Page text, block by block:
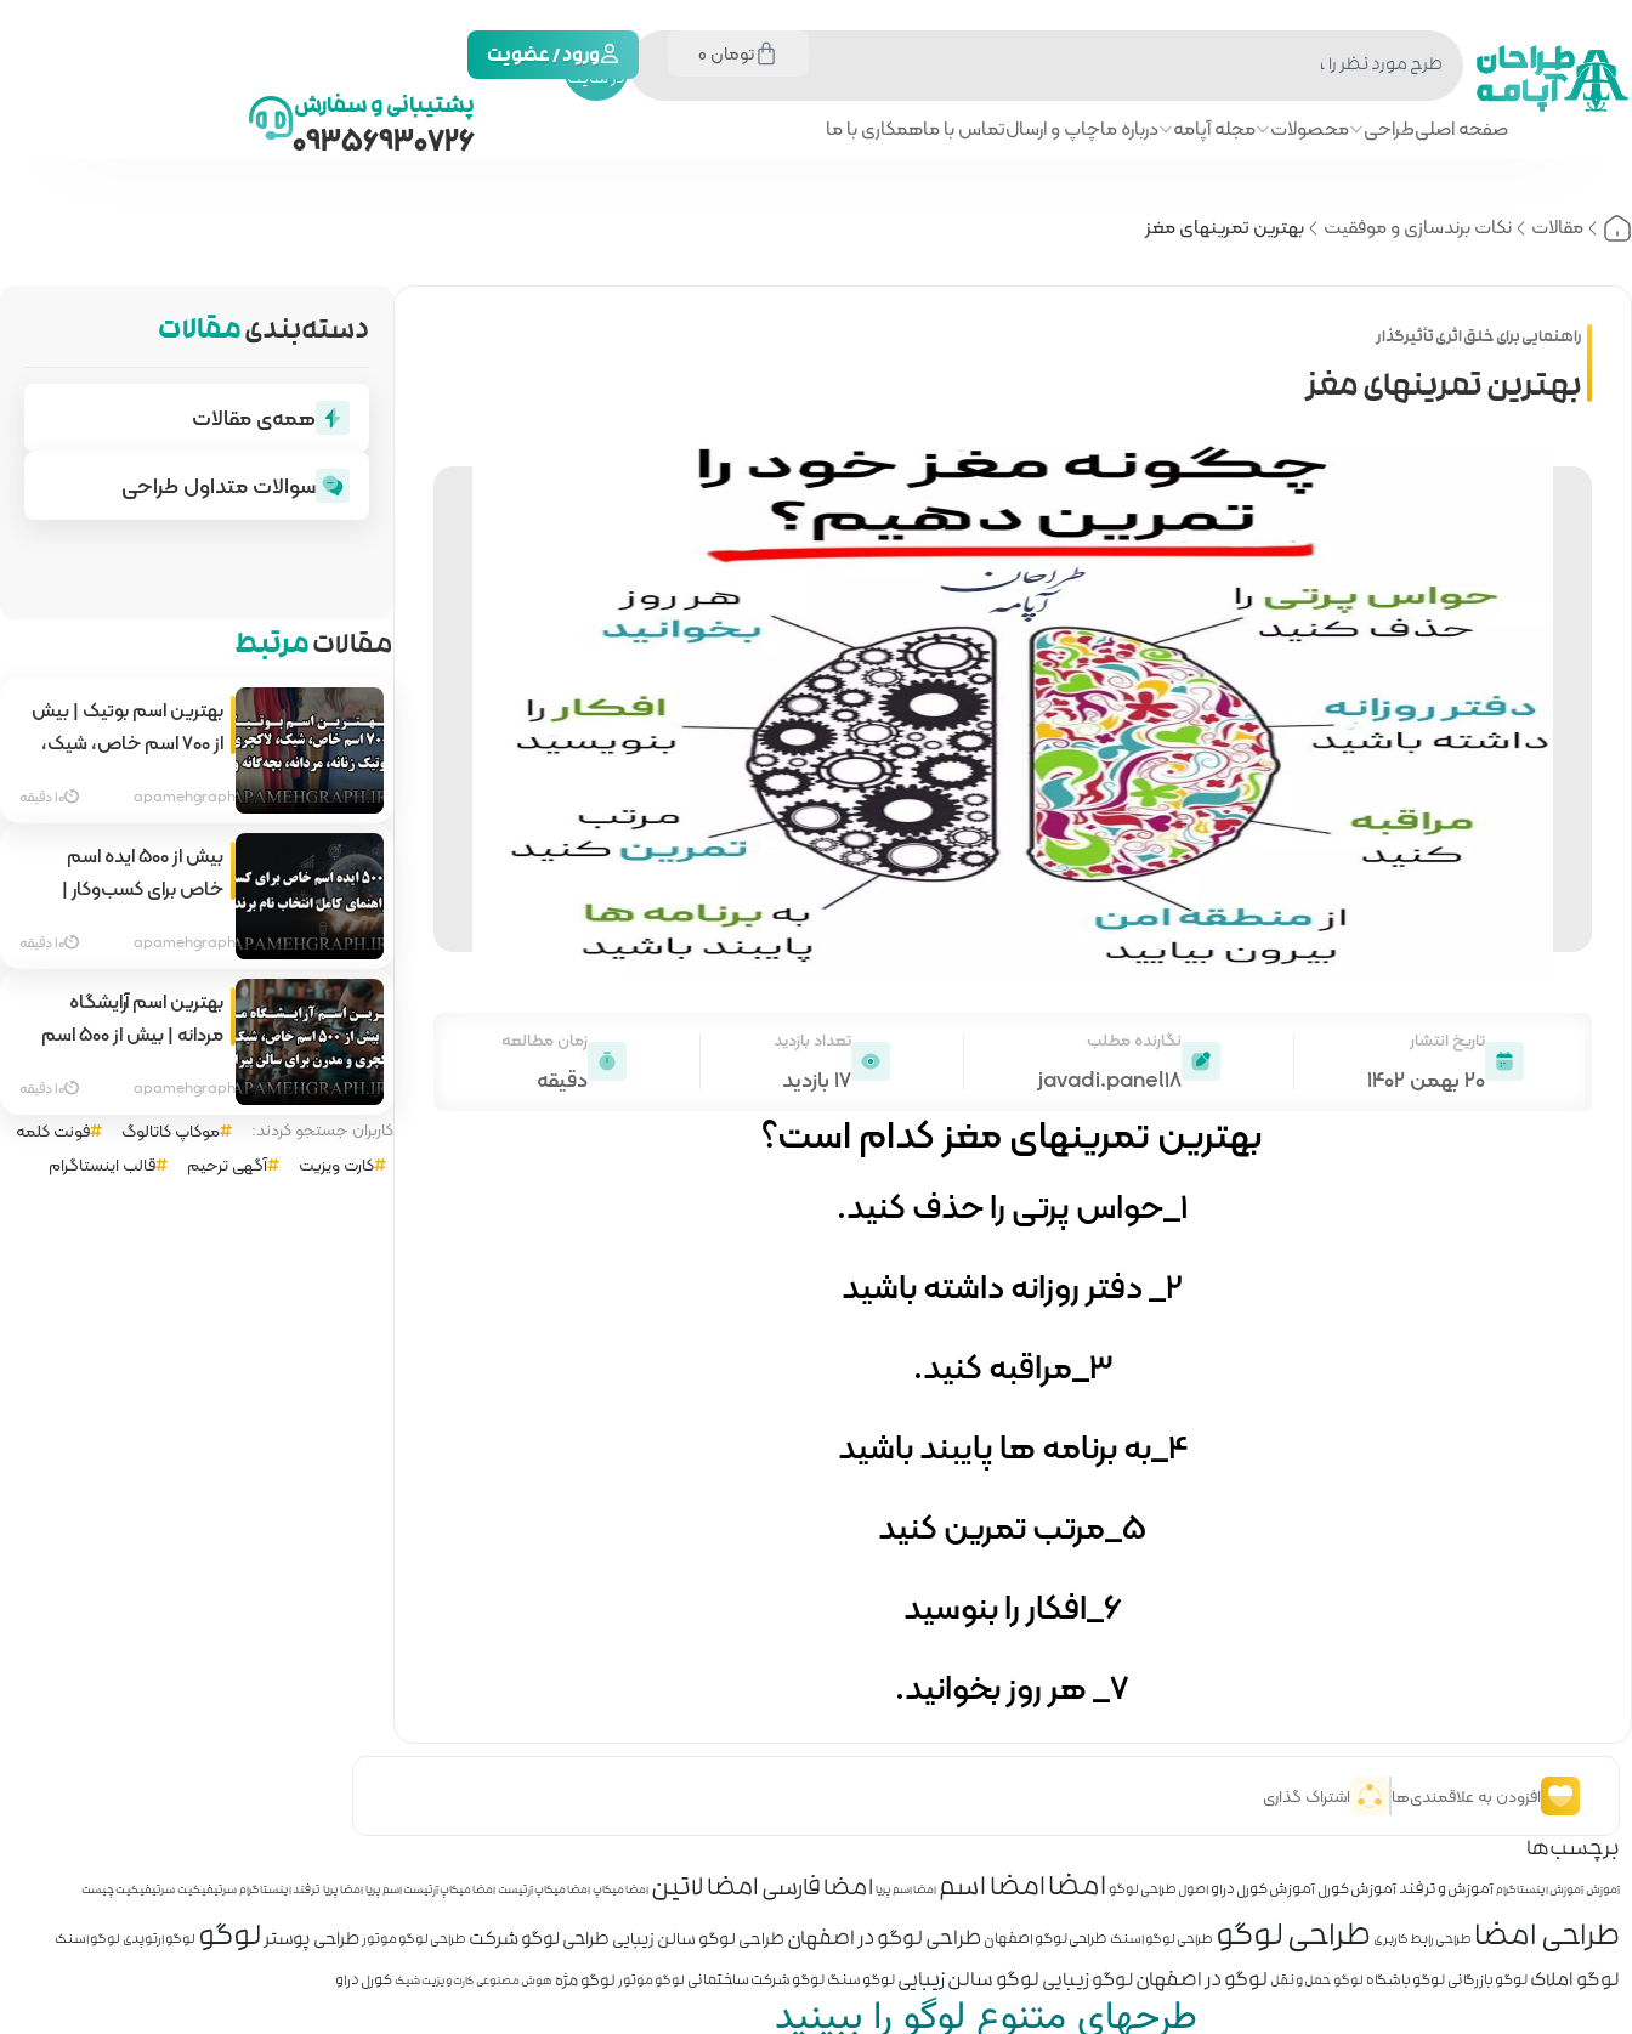
جستجو
در سایت
تومان ورود / عضویت
صفحه اصلیطراحی محصولات مجله آپامه درباره ماچاپ و ارسالتماس با ماهمکاری با ما
پشتیبانی و سفارش
09356930726
مقالات نکات برندسازی و موفقیت بهترین تمرینهای مغز
بهترین تمرینهای مغز
راهنمایی برای خلق اثری تأثیرگذار
تاریخ انتشار
۲۰ بهمن ۱۴۰۲
نگارنده مطلب
javadi.panel18
تعداد بازدید
17 بازدید
زمان مطالعه
دقیقه
بهترین تمرینهای مغز کدام است؟
1_حواس پرتی را حذف کنید.
2_ دفتر روزانه داشته باشید
3_مراقبه کنید.
4_به برنامه ها پایبند باشید
5_مرتب تمرین کنید
6_افکار را بنوسید
7_ هر روز بخوانید.
دسته‌بندیمقالات
همه‌ی مقالات
سوالات متداول طراحی
مقالاتمرتبط
بهترین اسم بوتیک | بیش
از ۷۰۰ اسم خاص، شیک،
زنانه، مردانه، بچه‌گانه و
آنلاین
apamehgraph 10 دقیقه
بیش از ۵۰۰ ایده اسم
خاص برای کسب‌وکار |
برند
apamehgraph 10 دقیقه
بهترین اسم آرایشگاه
مردانه | بیش از ۵۰۰ اسم
مدرن برای سالن پیرایش
apamehgraph 10 دقیقه
کاربران جستجو کردند: موکاپ کاتالوگ
فونت کلمه
کارت ویزیت
آگهی ترحیم قالب اینستاگرام
افزودن به علاقمندی‌ها اشتراک گذاری
برچسب‌ها
آموزشآموزش اینستاگرامآموزش و ترفندآموزش کورلآموزش کورل دراواصول طراحی لوگو امضاامضا اسم امضا اسم پریا امضا فارسیامضا لاتین امضا میکاپامضا میکاپ آرتیستامضا میکاپ آرتیست اسم پریاامضا پریا ترفند اینستاگرامسرتیفیکیتسرتیفیکیت چیست
طراحی امضا طراحی رابط کاربری طراحی لوگو طراحی لوگو اسنک طراحی لوگو اصفهان طراحی لوگو در اصفهانطراحی لوگو سالن زیباییطراحی لوگو شرکت طراحی لوگو موتورطراحی پوسترلوگو لوگو ارتوپدی لوگو اسنک
لوگو املاکلوگو بازرگانیلوگو باشگاه لوگو حمل و نقل لوگو در اصفهانلوگو زیباییلوگو سالن زیباییلوگو سنگلوگو شرکت ساختمانی لوگو موتورلوگو مژه هوش مصنوعیکارت ویزیت شیککورل دراو
طرحهای متنوع لوگو را ببینید